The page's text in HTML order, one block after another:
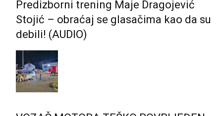
Predizborni trening Maje Dragojević
Stojić – obraćaj se glasačima kao da su
debili! (AUDIO)